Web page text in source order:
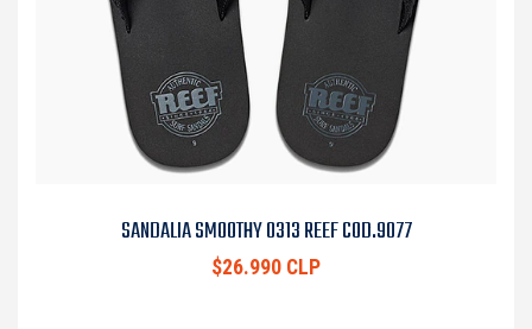
SANDALIA SMOOTHY 0313 REEF COD.9077
$26.990 CLP